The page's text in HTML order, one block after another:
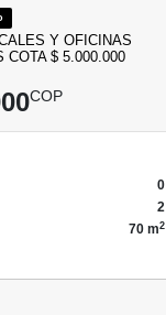
Y OFICINAS
COTA $ 5.000.000
COP
0
2
70 m2